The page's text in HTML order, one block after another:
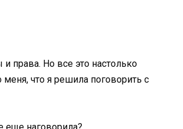
права. Но все это настолько
меня, что я решила поговорить с